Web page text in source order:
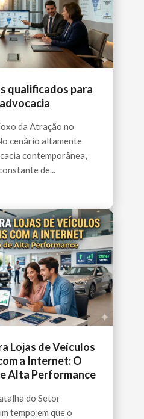
qualificados para
da Atração no
cenário altamente
contemporânea,
de...
Lojas de Veículos
a Internet: O
Alta Performance
do Setor
tempo em que o